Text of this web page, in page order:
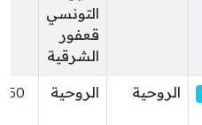
التونسي
قعفور
الشرقية
الروحية الروحية